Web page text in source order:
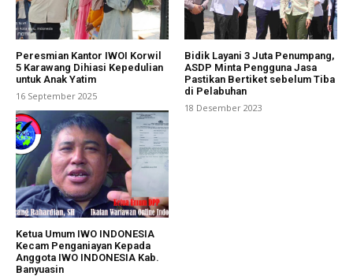
Peresmian Kantor IWOI Korwil
5 Karawang Dihiasi Kepedulian
untuk Anak Yatim
16 September 2025
Bidik Layani 3 Juta Penumpang,
ASDP Minta Pengguna Jasa
Pastikan Bertiket sebelum Tiba
di Pelabuhan
18 Desember 2023
Ketua Umum IWO INDONESIA
Kecam Penganiayan Kepada
Anggota IWO INDONESIA Kab.
Banyuasin